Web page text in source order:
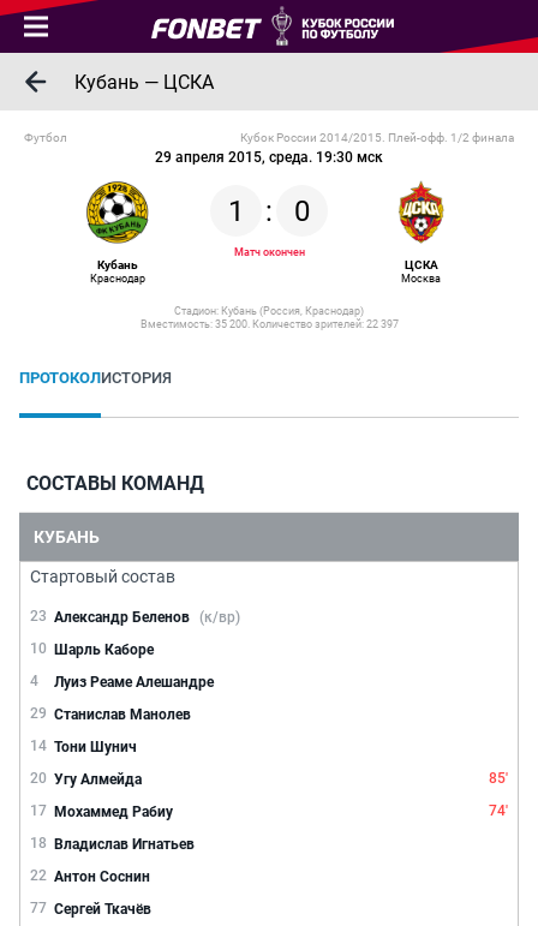
Кубань — ЦСКА
Футбол
29 апреля 2015, среда. 19:30 мск
Кубок России 2014/2015. Плей-офф. 1/2 финала
Кубань
Краснодар
1 : 0
Матч окончен
ЦСКА
Москва
Стадион: Кубань (Россия, Краснодар)
Вместимость: 35 200. Количество зрителей: 22 397
ПРОТОКОЛИСТОРИЯ
СОСТАВЫ КОМАНД
КУБАНЬ
Стартовый состав
23 Александр Беленов (к/вр)
10 Шарль Каборе
4
Луиз Реаме Алешандре
29 Станислав Манолев
14 Тони Шунич
20 Угу Алмейда
85'
17 Мохаммед Рабиу
74'
18 Владислав Игнатьев
22 Антон Соснин
77 Сергей Ткачёв